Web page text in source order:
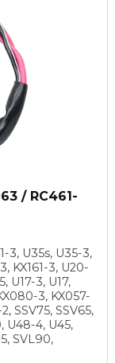
/ RC461-
3, U35s, U35-3,
KX161-3, U20-
U17-3, U17,
3, KX057-
SSV75, SSV65,
U48-4, U45,
SVL90,